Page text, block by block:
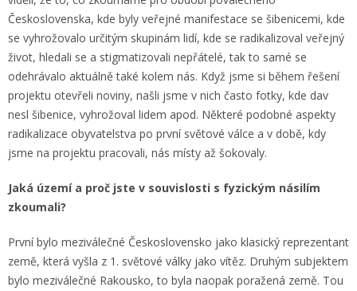
Československa, kde byly veřejné manifestace se šibenicemi, kde
se vyhrožovalo určitým skupinám lidí, kde se radikalizoval veřejný
život, hledali se a stigmatizovali nepřátelé, tak to samé se
odehrávalo aktuálně také kolem nás. Když jsme si během řešení
projektu otevřeli noviny, našli jsme v nich často fotky, kde dav
nesl šibenice, vyhrožoval lidem apod. Některé podobné aspekty
radikalizace obyvatelstva po první světové válce a v době, kdy
jsme na projektu pracovali, nás místy až šokovaly.
Jaká území a proč jste v souvislosti s fyzickým násilím
zkoumali?
První bylo meziválečné Československo jako klasický reprezentant
země, která vyšla z 1. světové války jako vítěz. Druhým subjektem
bylo meziválečné Rakousko, to byla naopak poražená země. Tou